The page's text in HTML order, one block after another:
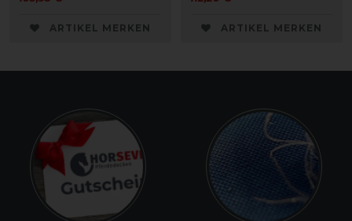
ARTIKEL MERKEN ARTIKEL MERKEN